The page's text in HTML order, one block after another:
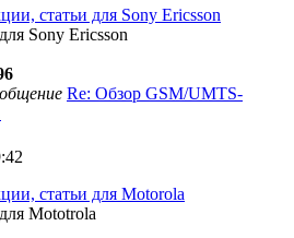
сообщению
статьи для Sony Ericsson
Sony Ericsson
Re: Обзор GSM/UMTS-
статьи для Motorola
Mototrola